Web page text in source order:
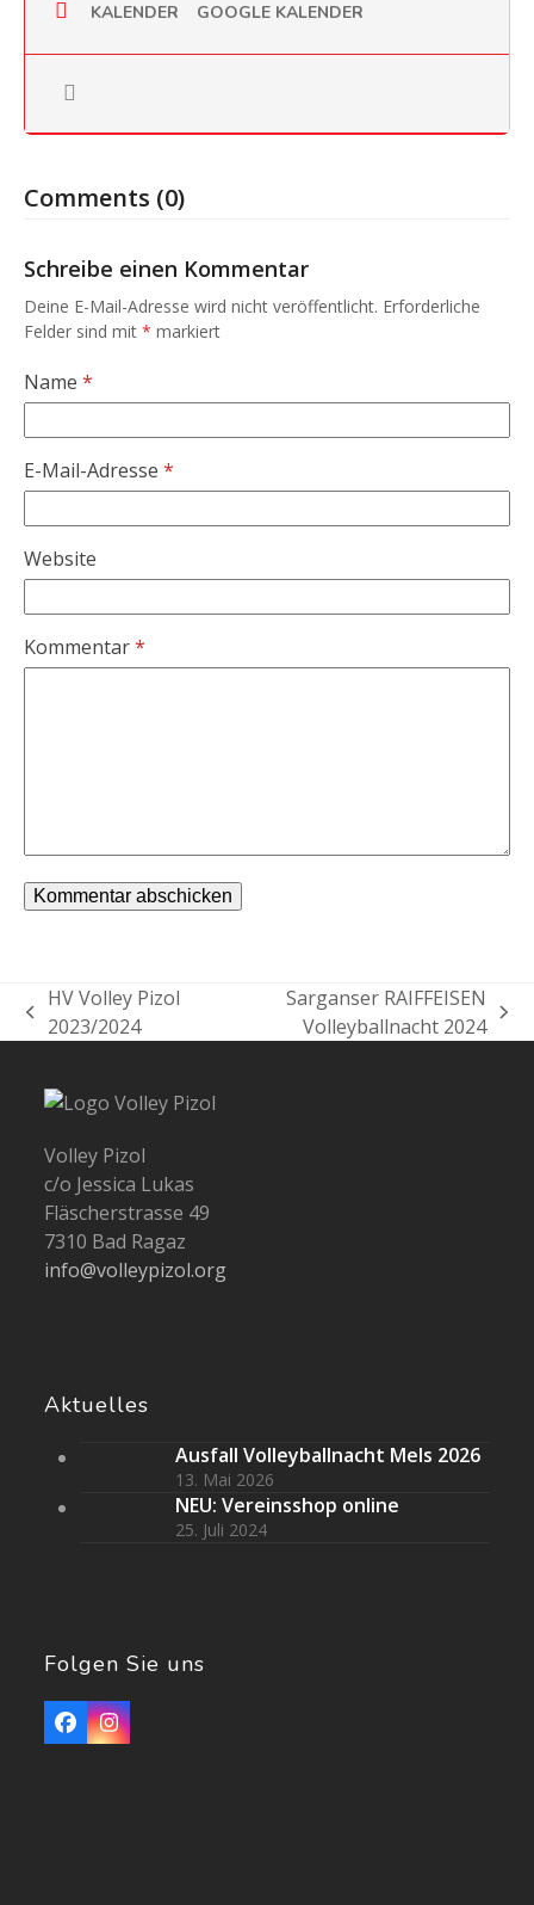
KALENDER GOOGLE KALENDER
Comments (0)
Schreibe einen Kommentar
Deine E-Mail-Adresse wird nicht veröffentlicht. Erforderliche
Felder sind mit * markiert
Name *
E-Mail-Adresse *
Website
Kommentar*
vorheriger
HV Volley Pizol
2023/2024
Nächster
Sarganser RAIFFEISEN
Volleyballnacht 2024
Volley Pizol
c/o Jessica Lukas
Fläscherstrasse 49
7310 Bad Ragaz
info@volleypizol.org
Aktuelles
Ausfall Volleyballnacht Mels 2026
13. Mai 2026
NEU: Vereinsshop online
25. Juli 2024
Folgen Sie uns
FacebookInstagram